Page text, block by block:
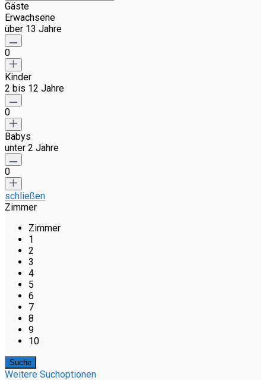
Gäste
Erwachsene
über 13 Jahre
0
Kinder
2 bis 12 Jahre
0
Babys
unter 2 Jahre
0
schließen
Zimmer
Zimmer
1
2
3
4
5
6
7
8
9
10
Weitere Suchoptionen